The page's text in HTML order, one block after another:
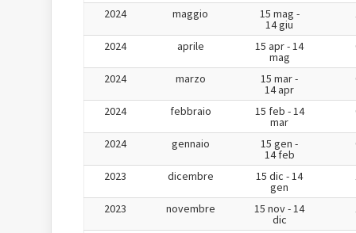
2024 maggio 15 mag -
14 giu
2024 aprile 15 apr - 14
mag
2024 marzo 15 mar -
14 apr
2024 febbraio 15 feb - 14
mar
2024 gennaio 15 gen -
14 feb
2023 dicembre 15 dic - 14
gen
2023 novembre 15 nov - 14
dic